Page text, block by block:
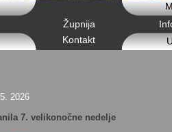
Župnija
Kontakt
2026
7. velikonočne nedelje